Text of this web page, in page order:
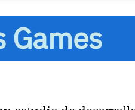
Games